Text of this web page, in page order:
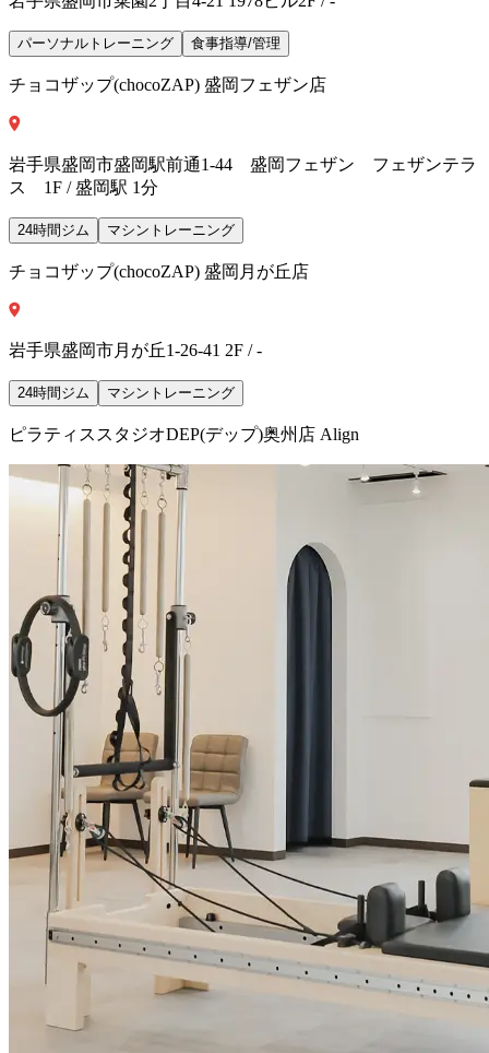
パーソナルトレーニング 食事指導/管理
チョコザップ(chocoZAP) 盛岡フェザン店
岩手県盛岡市盛岡駅前通1-44 盛岡フェザン フェザンテラ
ス 1F / 盛岡駅 1分
24時間ジム マシントレーニング
チョコザップ(chocoZAP) 盛岡月が丘店
岩手県盛岡市月が丘1-26-41 2F / -
24時間ジム マシントレーニング
ピラティススタジオDEP(デップ)奥州店 Align